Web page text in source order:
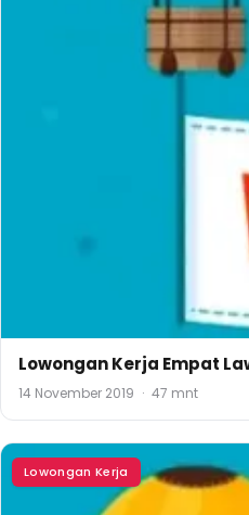
Lowongan Kerja Empat
14 November 2019 · 47 mnt
Lowongan Kerja